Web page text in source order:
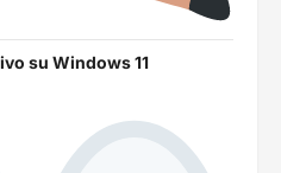
su Windows 11